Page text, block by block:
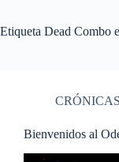
Etiqueta Dead Combo
CRÓNICAS
Bienvenidos al